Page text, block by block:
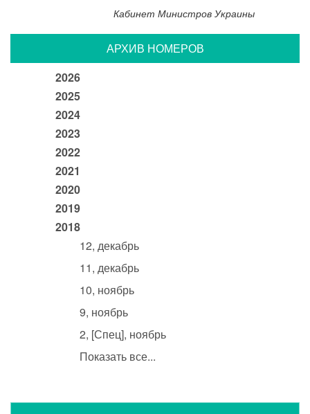
Кабинет Министров Украины
АРХИВ НОМЕРОВ
2026
2025
2024
2023
2022
2021
2020
2019
2018
12, декабрь
11, декабрь
10, ноябрь
9, ноябрь
2, [Спец], ноябрь
Показать все...